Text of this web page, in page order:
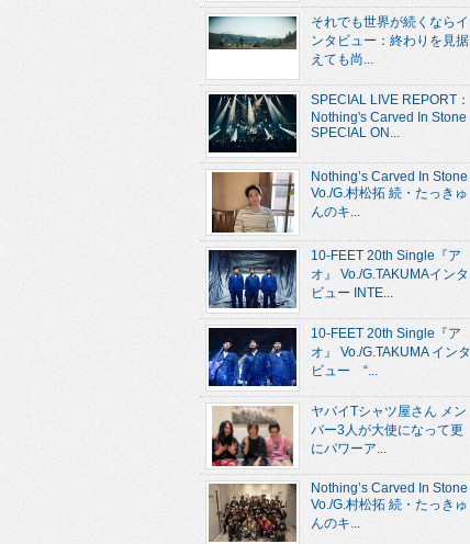
それでも世界が続くならイ
ンタビュー：終わりを見据
えても尚...
SPECIAL LIVE REPORT：
Nothing's Carved In Stone
SPECIAL ON...
Nothing’s Carved In Stone
Vo./G.村松拓 続・たっきゅ
んのキ...
10-FEET 20th Single『ア
オ』 Vo./G.TAKUMAインタ
ビュー INTE...
10-FEET 20th Single『ア
オ』 Vo./G.TAKUMA インタ
ビュー “...
ヤバイTシャツ屋さん メン
バー3人が大使になって更
にパワーア...
Nothing’s Carved In Stone
Vo./G.村松拓 続・たっきゅ
んのキ...